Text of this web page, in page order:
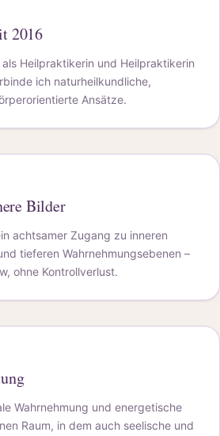
2016
Heilpraktikerin und Heilpraktikerin
ich naturheilkundliche,
Ansätze.
Bilder
achtsamer Zugang zu inneren
tieferen Wahrnehmungsebenen –
ohne Kontrollverlust.
Wahrnehmung und energetische
Raum, in dem auch seelische und